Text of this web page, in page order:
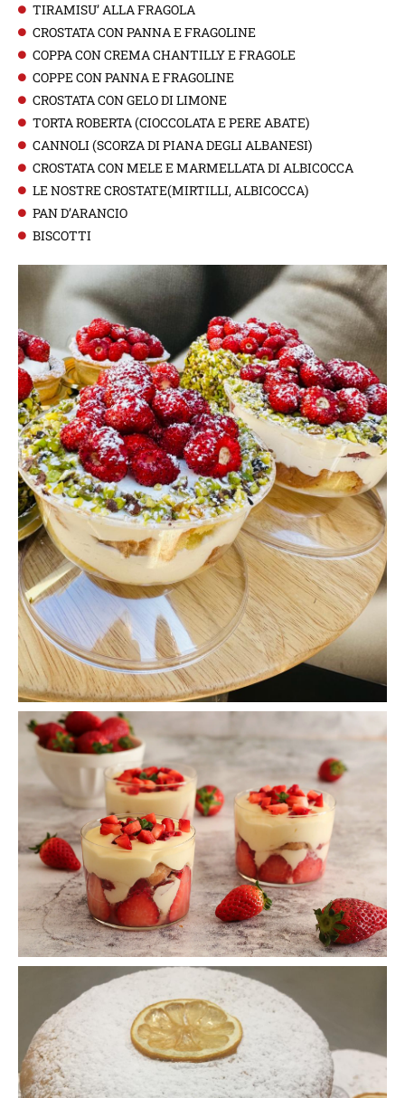
TIRAMISU’ ALLA FRAGOLA
CROSTATA CON PANNA E FRAGOLINE
COPPA CON CREMA CHANTILLY E FRAGOLE
COPPE CON PANNA E FRAGOLINE
CROSTATA CON GELO DI LIMONE
TORTA ROBERTA (CIOCCOLATA E PERE ABATE)
CANNOLI (SCORZA DI PIANA DEGLI ALBANESI)
CROSTATA CON MELE E MARMELLATA DI ALBICOCCA
LE NOSTRE CROSTATE(MIRTILLI, ALBICOCCA)
PAN D’ARANCIO
BISCOTTI